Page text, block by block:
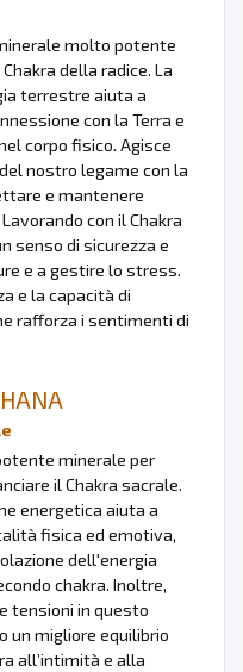
molto potente
della radice. La
terrestre aiuta a
con la Terra e
corpo fisico. Agisce
nostro legame con la
e mantenere
con il Chakra
senso di sicurezza e
e a gestire lo stress.
e la capacità di
rafforza i sentimenti di
minerale per
il Chakra sacrale.
energetica aiuta a
fisica ed emotiva,
dell'energia
chakra. Inoltre,
tensioni in questo
un migliore equilibrio
all’intimità e alla